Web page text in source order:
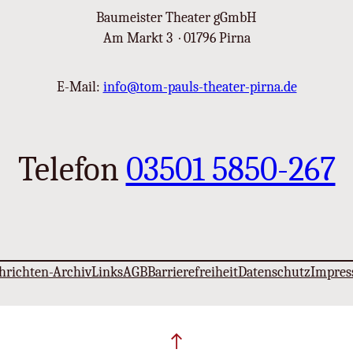
Baumeister Theater gGmbH
Am Markt 3 · 01796 Pirna
E-Mail: info@tom-pauls-theater-pirna.de
Telefon 03501 5850-267
ArchivLinksAGBBarrierefreiheitDatenschutz